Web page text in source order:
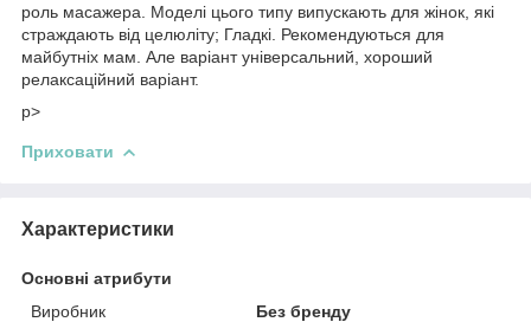
роль масажера. Моделі цього типу випускають для жінок, які
страждають від целюліту; Гладкі. Рекомендуються для
майбутніх мам. Але варіант універсальний, хороший
релаксаційний варіант.
p>
Приховати
Характеристики
Основні атрибути
Виробник
Без бренду